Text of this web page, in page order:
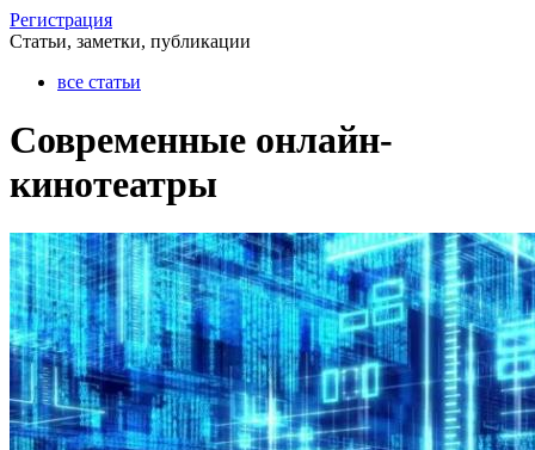
Регистрация
Статьи, заметки, публикации
все статьи
Современные онлайн-
кинотеатры